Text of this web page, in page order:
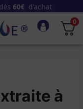
60€ d'achat
0
à